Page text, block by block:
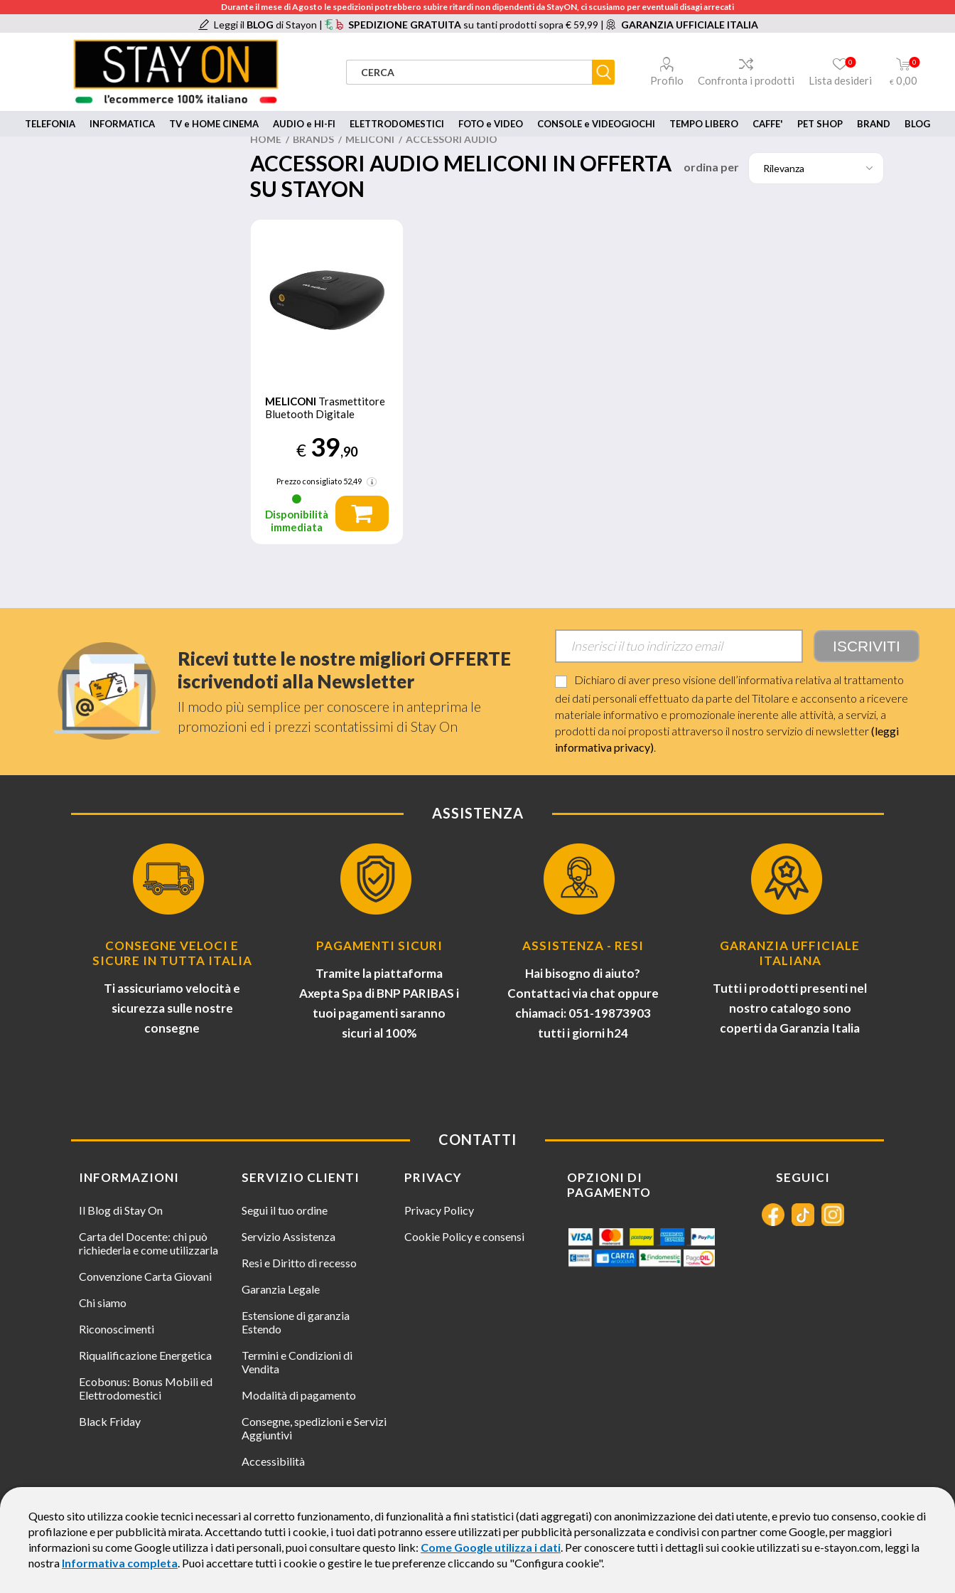
Durante il mese di Agosto le spedizioni potrebbero subire ritardi non dipendenti da StayON, ci scusiamo per eventuali disagi arrecati
Leggi il BLOGdi Stayon | SPEDIZIONE GRATUITAsu tanti prodotti sopra € 59,99 | GARANZIA UFFICIALE ITALIA
Profilo Confronta i prodotti Lista desideri
0 0
€ 0,00
TELEFONIA INFORMATICA TV e HOME CINEMA AUDIO e HI-FI ELETTRODOMESTICI FOTO e VIDEO CONSOLE e VIDEOGIOCHI TEMPO LIBERO CAFFE' PET SHOP BRAND BLOG
HOME / BRANDS / MELICONI / ACCESSORI AUDIO
ACCESSORI AUDIO MELICONI IN OFFERTA
SU STAYON
ordina per
MELICONI Trasmettitore
Bluetooth Digitale
€ 39,90
Prezzo consigliato 52,49
Disponibilità
immediata
Ricevi tutte le nostre migliori OFFERTE
iscrivendoti alla Newsletter
Il modo più semplice per conoscere in anteprima le
promozioni ed i prezzi scontatissimi di Stay On
Dichiaro di aver preso visione dell’informativa relativa al trattamento
dei dati personali effettuato da parte del Titolare e acconsento a ricevere
materiale informativo e promozionale inerente alle attività, a servizi, a
prodotti da noi proposti attraverso il nostro servizio di newsletter(leggi
informativa privacy).
ASSISTENZA
CONSEGNE VELOCI E
SICURE IN TUTTA ITALIA
Ti assicuriamo velocità e
sicurezza sulle nostre
consegne
PAGAMENTI SICURI
Tramite la piattaforma
Axepta Spa di BNP PARIBAS i
tuoi pagamenti saranno
sicuri al 100%
ASSISTENZA - RESI
Hai bisogno di aiuto?
Contattaci via chat oppure
chiamaci: 051-19873903
tutti i giorni h24
GARANZIA UFFICIALE
ITALIANA
Tutti i prodotti presenti nel
nostro catalogo sono
coperti da Garanzia Italia
CONTATTI
INFORMAZIONI
Il Blog di Stay On
Carta del Docente: chi può
richiederla e come utilizzarla
Convenzione Carta Giovani
Chi siamo
Riconoscimenti
Riqualificazione Energetica
Ecobonus: Bonus Mobili ed
Elettrodomestici
Black Friday
SERVIZIO CLIENTI
Segui il tuo ordine
Servizio Assistenza
Resi e Diritto di recesso
Garanzia Legale
Estensione di garanzia
Estendo
Termini e Condizioni di
Vendita
Modalità di pagamento
Consegne, spedizioni e Servizi
Aggiuntivi
Accessibilità
PRIVACY
Privacy Policy
Cookie Policy e consensi
OPZIONI DI
PAGAMENTO
SEGUICI
Messaggio pubblicitario con finalità promozionale. Offerta di credito finalizzato valida dal 07/07/2026 al 15/01/2027 come da esempio rappresentativo: Prezzo del bene € 800, Tan fisso 12,24% Taeg 12,95%, in 23
rate da € 40 costi accessori dell’offerta azzerati. Importo totale del credito € 800. Importo totale dovuto dal Consumatore € 920. Decorrenza media della prima rata a 90 giorni. Al fine di gestire le tue spese in modo
responsabile e di conoscere eventuali altre offerte disponibili, Findomestic ti ricorda, prima di sottoscrivere il contratto, di prendere visione di tutte le condizioni economiche e contrattuali, facendo riferimento
Questo sito utilizza cookie tecnici necessari al corretto funzionamento, di funzionalità a fini statistici (dati aggregati) con anonimizzazione dei dati utente, e previo tuo consenso, cookie di
profilazione e per pubblicità mirata. Accettando tutti i cookie, i tuoi dati potranno essere utilizzati per pubblicità personalizzata e condivisi con partner come Google, per maggiori
informazioni su come Google utilizza i dati personali, puoi consultare questo link: Come Google utilizza i dati. Per conoscere tutti i dettagli sui cookie utilizzati su e-stayon.com, leggi la
nostra Informativa completa. Puoi accettare tutti i cookie o gestire le tue preferenze cliccando su "Configura cookie".